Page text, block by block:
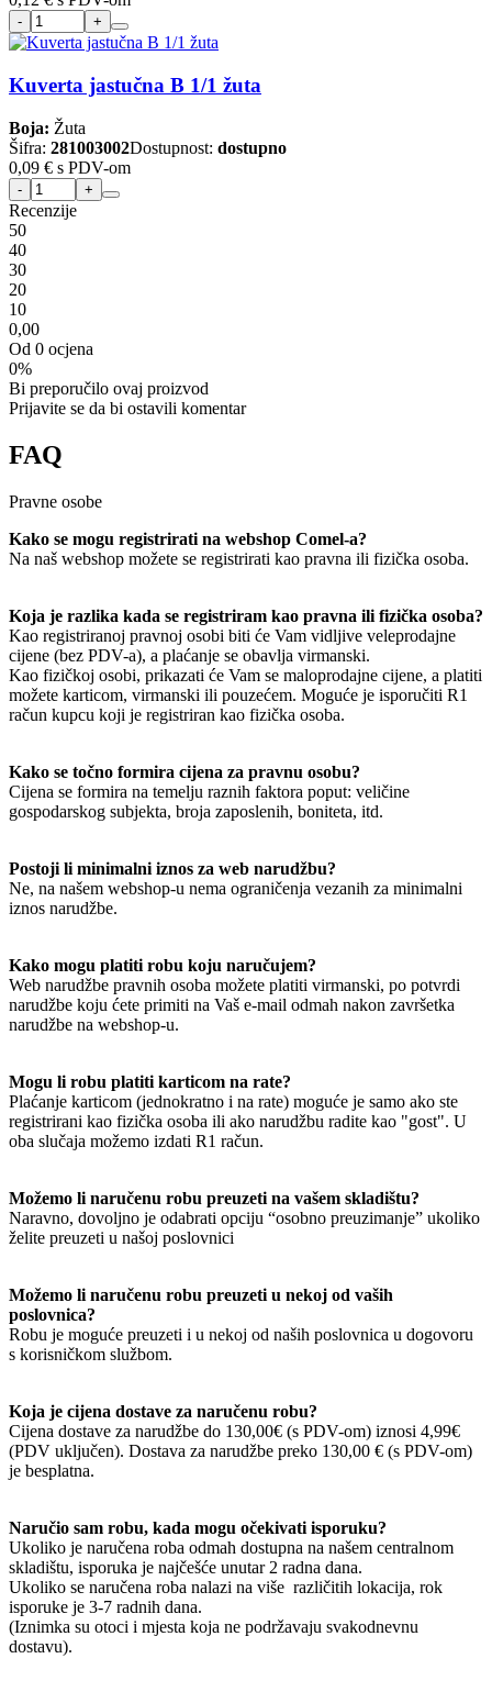
Kuverta jastučna B 1/1 žuta
Boja: Žuta
Šifra: 281003002Dostupnost: dostupno
0,09 € s PDV-om
Recenzije
50
40
30
20
10
0,00
Od 0 ocjena
0%
Bi preporučilo ovaj proizvod
Prijavite se da bi ostavili komentar
FAQ
Pravne osobe
Kako se mogu registrirati na webshop Comel-a?
Na naš webshop možete se registrirati kao pravna ili fizička osoba.
Koja je razlika kada se registriram kao pravna ili fizička osoba?
Kao registriranoj pravnoj osobi biti će Vam vidljive veleprodajne
cijene (bez PDV-a), a plaćanje se obavlja virmanski.
Kao fizičkoj osobi, prikazati će Vam se maloprodajne cijene, a platiti
možete karticom, virmanski ili pouzećem. Moguće je isporučiti R1
račun kupcu koji je registriran kao fizička osoba.
Kako se točno formira cijena za pravnu osobu?
Cijena se formira na temelju raznih faktora poput: veličine
gospodarskog subjekta, broja zaposlenih, boniteta, itd.
Postoji li minimalni iznos za web narudžbu?
Ne, na našem webshop-u nema ograničenja vezanih za minimalni
iznos narudžbe.
Kako mogu platiti robu koju naručujem?
Web narudžbe pravnih osoba možete platiti virmanski, po potvrdi
narudžbe koju ćete primiti na Vaš e-mail odmah nakon završetka
narudžbe na webshop-u.
Mogu li robu platiti karticom na rate?
Plaćanje karticom (jednokratno i na rate) moguće je samo ako ste
registrirani kao fizička osoba ili ako narudžbu radite kao "gost". U
oba slučaja možemo izdati R1 račun.
Možemo li naručenu robu preuzeti na vašem skladištu?
Naravno, dovoljno je odabrati opciju “osobno preuzimanje” ukoliko
želite preuzeti u našoj poslovnici
Možemo li naručenu robu preuzeti u nekoj od vaših
poslovnica?
Robu je moguće preuzeti i u nekoj od naših poslovnica u dogovoru
s korisničkom službom.
Koja je cijena dostave za naručenu robu?
Cijena dostave za narudžbe do 130,00€ (s PDV-om) iznosi 4,99€
(PDV uključen). Dostava za narudžbe preko 130,00 € (s PDV-om)
je besplatna.
Naručio sam robu, kada mogu očekivati isporuku?
Ukoliko je naručena roba odmah dostupna na našem centralnom
skladištu, isporuka je najčešće unutar 2 radna dana.
Ukoliko se naručena roba nalazi na više različitih lokacija, rok
isporuke je 3-7 radnih dana.
(Iznimka su otoci i mjesta koja ne podržavaju svakodnevnu
dostavu).